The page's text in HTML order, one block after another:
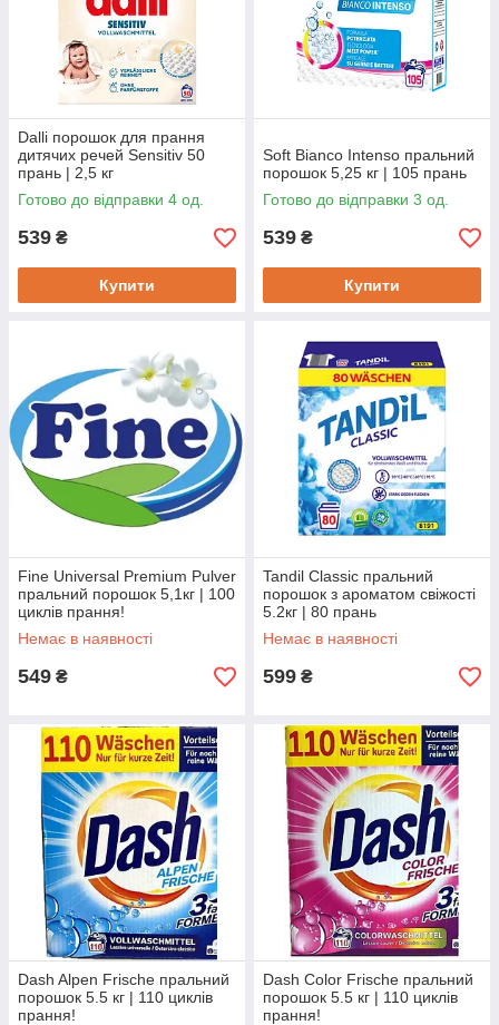
Dalli порошок для прання
дитячих речей Sensitiv 50
прань | 2,5 кг
Готово до відправки 4 од.
539 ₴
Купити
Soft Bianco Intenso пральний
порошок 5,25 кг | 105 прань
Готово до відправки 3 од.
539 ₴
Купити
Fine Universal Premium Pulver
пральний порошок 5,1кг | 100
циклів прання!
Немає в наявності
549 ₴
Tandil Classic пральний
порошок з ароматом свіжості
5.2кг | 80 прань
Немає в наявності
599 ₴
Dash Alpen Frische пральний
порошок 5.5 кг | 110 циклів
прання!
Dash Color Frische пральний
порошок 5.5 кг | 110 циклів
прання!